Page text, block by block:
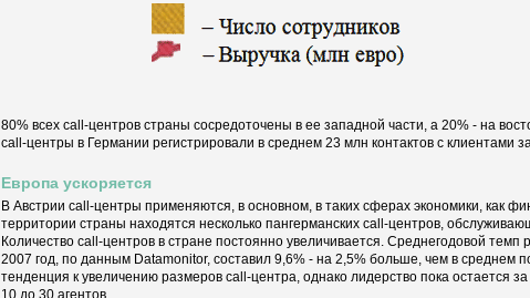
80% всех call-центров страны сосредоточены в ее западной части, а 20% - на
call-центры в Германии регистрировали в среднем 23 млн контактов с клиентами
Европа ускоряется
В Австрии call-центры применяются, в основном, в таких сферах экономики, как
территории страны находятся несколько пангерманских call-центров,
Количество call-центров в стране постоянно увеличивается. Среднегодовой темп
2007 год, по данным Datamonitor, составил 9,6% - на 2,5% больше, чем в среднем
тенденция к увеличению размеров call-центра, однако лидерство пока остается
10 до 30 агентов.